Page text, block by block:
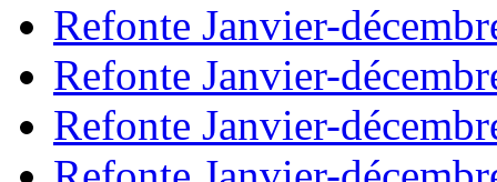
Refonte Janvier-
Refonte Janvier-
Refonte Janvier-